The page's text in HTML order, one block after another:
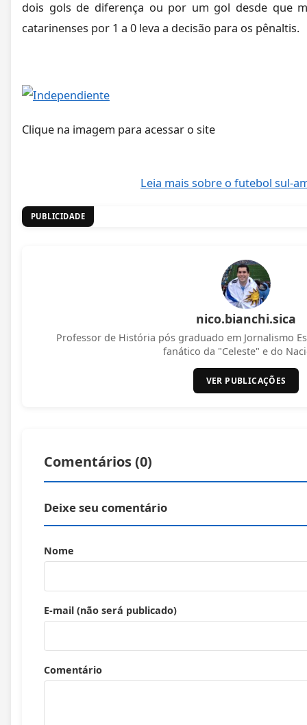
dois gols de diferença ou por um gol desde que
catarinenses por 1 a 0 leva a decisão para os pênaltis.
Clique na imagem para acessar o site
Leia mais sobre o futebol sul-
PUBLICIDADE
nico.bianchi.sica
Professor de História pós graduado em Jornalismo
fanático da "Celeste" e do
VER PUBLICAÇÕES
Comentários (0)
Deixe seu comentário
Nome
E-mail (não será publicado)
Comentário